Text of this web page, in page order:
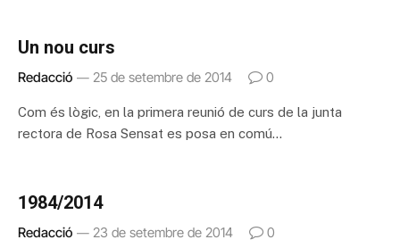
Un nou curs
Redacció 25 de setembre de 2014 0
Com és lògic, en la primera reunió de curs de la junta
rectora de Rosa Sensat es posa en comú…
1984/2014
Redacció 23 de setembre de 2014 0